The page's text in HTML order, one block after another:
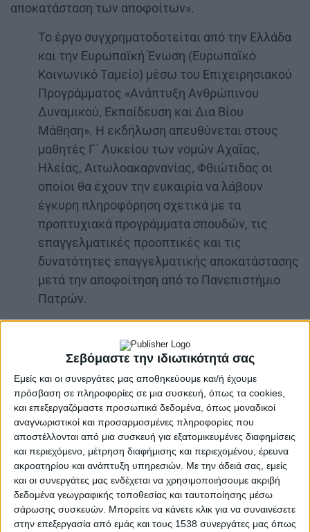
Σεβόμαστε την ιδιωτικότητά σας
Εμείς και οι συνεργάτες μας αποθηκεύουμε και/ή έχουμε
πρόσβαση σε πληροφορίες σε μια συσκευή, όπως τα cookies,
και επεξεργαζόμαστε προσωπικά δεδομένα, όπως μοναδικοί
αναγνωριστικοί και προσαρμοσμένες πληροφορίες που
αποστέλλονται από μια συσκευή για εξατομικευμένες διαφημίσεις
και περιεχόμενο, μέτρηση διαφήμισης και περιεχομένου, έρευνα
ακροατηρίου και ανάπτυξη υπηρεσιών. Με την άδειά σας, εμείς
και οι συνεργάτες μας ενδέχεται να χρησιμοποιήσουμε ακριβή
δεδομένα γεωγραφικής τοποθεσίας και ταυτοποίησης μέσω
σάρωσης συσκευών. Μπορείτε να κάνετε κλικ για να συναινέσετε
στην επεξεργασία από εμάς και τους 1538 συνεργάτες μας όπως
αποκατάσταση των αποφοίτων».
Το έργο συγχρηματοδοτείται από την Ελλάδα
και την Ευρωπαϊκή Ένωση (Ευρωπαϊκό
Κοινωνικό Ταμείο) μέσω του Επιχειρησιακού
Προγράμματος «Ανάπτυξη Ανθρώπινου
Δυναμικού, Εκπαίδευση και Δια Βίου
Μάθηση». Η εκδήλωση απευθύνεται στους
μαθητές Γ΄ Λυκείου των νομών Αχαΐας,
Ηλείας, Αιτωλοακαρνανίας, Φθιώτιδας οι
οποίοι θα έχουν την ευκαιρία να λάβουν
έγκυρη πληροφόρηση σχετικά με τα
προπτυχιακά προγράμματα σπουδών, τις
επαγγελματικές προοπτικές και τις
δυνατότητες επαγγελματικής αποκατάστασης
μετά την αποφοίτηση από το Πανεπιστήμιο
Πατρών.
Κέντρο του Πανεπιστημίου Πατρών με δυνατότητα
διαδικτυακής μετάδοσης (Live Streaming).«Στο
πλαίσιο του Γενικού Κανονισμού Προστασίας
Δεδομένων (2016/679/ΕΕ), σας ενημερώνουμε ότι
στοLiveStreamingγίνεται βιντεοσκόπηση των
ομιλητών και θα υπάρχει ζωντανή μετάδοση
μέσωYoutube.Για τα δικαιώματα που έχετε ως
υποκείμενα δεδομένων μπορείτε να απευθύνεστε
στο (DPO) του Πανεπιστημίου (dpo@upatras.gr